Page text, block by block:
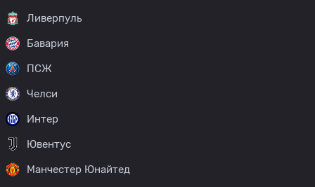
Ливерпуль
Бавария
ПСЖ
Челси
Интер
Ювентус
Манчестер Юнайтед